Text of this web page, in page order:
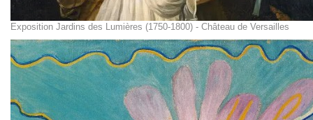
Exposition Jardins des Lumières (1750-1800) - Château de Versailles